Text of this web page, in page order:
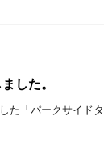
した。
た「パークサイ